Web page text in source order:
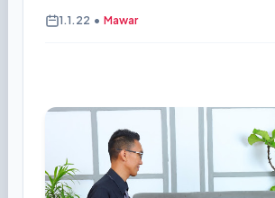
1.1.22 • Mawar